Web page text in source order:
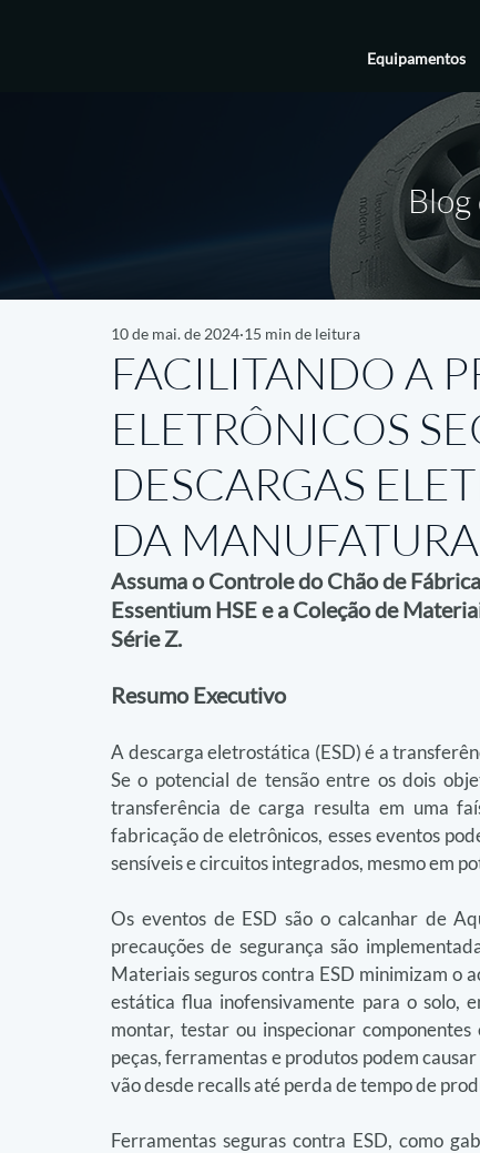
Equipamentos
Blog
FACILITANDO A
ELETRÔNICOS
DESCARGAS
DA
10 de mai. de 2024 15 min de leitura
Assuma o Controle do Chão de
Essentium HSE e a Coleção de
Série Z.
Resumo Executivo
A descarga eletrostática (ESD) é a
Se o potencial de tensão entre os dois
transferência de carga resulta em uma
fabricação de eletrônicos, esses eventos
sensíveis e circuitos integrados, mesmo em
Os eventos de ESD são o calcanhar de
precauções de segurança são
Materiais seguros contra ESD minimizam o
estática flua inofensivamente para o solo,
montar, testar ou inspecionar
peças, ferramentas e produtos podem
vão desde recalls até perda de tempo de
Ferramentas seguras contra ESD, como